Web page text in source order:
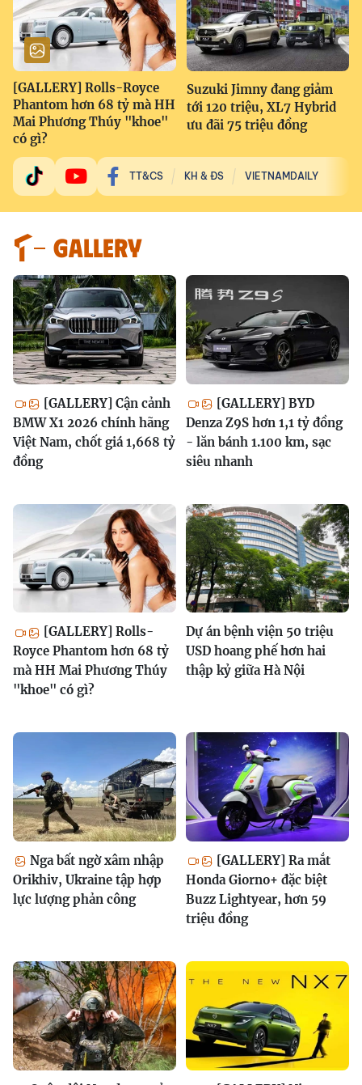
[GALLERY] Rolls-Royce
Phantom hơn 68 tỷ mà HH
Mai Phương Thúy "khoe"
có gì?
Suzuki Jimny đang giảm
tới 120 triệu, XL7 Hybrid
ưu đãi 75 triệu đồng
TT&CS KH & ĐS VIETNAMDAILY
GALLERY
[GALLERY] Cận cảnh
BMW X1 2026 chính hãng
Việt Nam, chốt giá 1,668 tỷ
đồng
[GALLERY] BYD
Denza Z9S hơn 1,1 tỷ đồng
- lăn bánh 1.100 km, sạc
siêu nhanh
[GALLERY] Rolls-
Royce Phantom hơn 68 tỷ
mà HH Mai Phương Thúy
"khoe" có gì?
Dự án bệnh viện 50 triệu
USD hoang phế hơn hai
thập kỷ giữa Hà Nội
Nga bất ngờ xâm nhập
Orikhiv, Ukraine tập hợp
lực lượng phản công
[GALLERY] Ra mắt
Honda Giorno+ đặc biệt
Buzz Lightyear, hơn 59
triệu đồng